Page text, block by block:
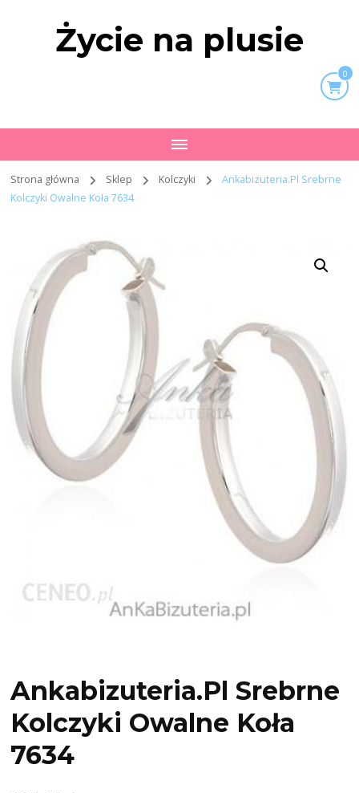
Życie na plusie
0
Strona główna Sklep Kolczyki
Ankabizuteria.Pl Srebrne
Kolczyki Owalne Koła 7634
Ankabizuteria.Pl Srebrne
Kolczyki Owalne Koła
7634